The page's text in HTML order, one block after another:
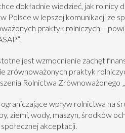
dokładnie wiedzieć, jak
Polsce w lepszej komunikacji ze
praktyk rolniczych –
jest wzmocnienie zachęt
zrównoważonych praktyk
Rolnictwa Zrównoważonego
wpływ rolnictwa na
ziemi, wody, maszyn, środków
akceptacji.